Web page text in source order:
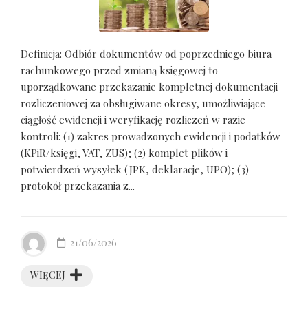
Definicja: Odbiór dokumentów od poprzedniego biura
rachunkowego przed zmianą księgowej to
uporządkowane przekazanie kompletnej dokumentacji
rozliczeniowej za obsługiwane okresy, umożliwiające
ciągłość ewidencji i weryfikację rozliczeń w razie
kontroli: (1) zakres prowadzonych ewidencji i podatków
(KPiR/księgi, VAT, ZUS); (2) komplet plików i
potwierdzeń wysyłek (JPK, deklaracje, UPO); (3)
protokół przekazania z...
WIĘCEJ
21/06/2026